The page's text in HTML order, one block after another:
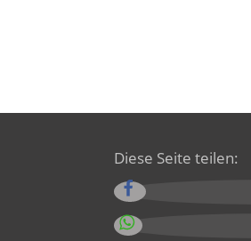
Diese Seite teilen: